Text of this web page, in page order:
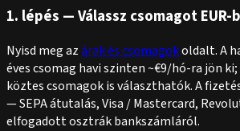
1. lépés — Válassz csomagot EUR-
Nyisd meg azárak és csomagokoldalt. A
éves csomag havi szinten ~€9/hó-ra jön ki;
köztes csomagok is választhatók. A
— SEPA átutalás, Visa / Mastercard,
elfogadott osztrák bankszámláról.